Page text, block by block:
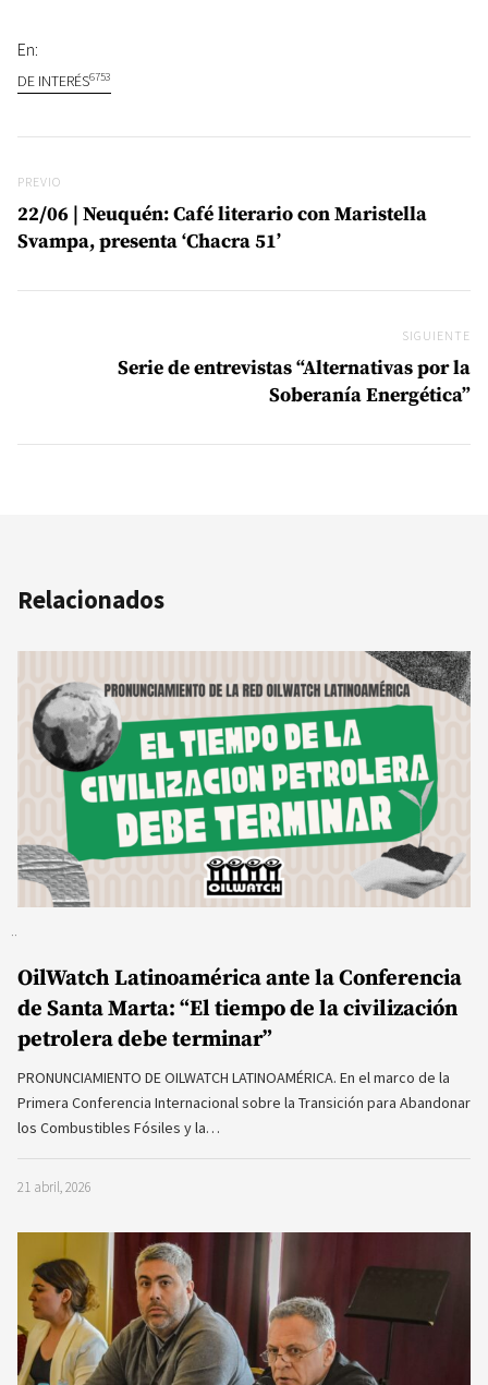
En:
DE INTERÉS6753
Previo
PREVIO
22/06 | Neuquén: Café literario con Maristella
Svampa, presenta ‘Chacra 51’
SIGUIENTE
Serie de entrevistas “Alternativas por la
Soberanía Energética”
Relacionados
OilWatch Latinoamérica ante la Conferencia
de Santa Marta: “El tiempo de la civilización
petrolera debe terminar”
PRONUNCIAMIENTO DE OILWATCH LATINOAMÉRICA. En el marco de la
Primera Conferencia Internacional sobre la Transición para Abandonar
los Combustibles Fósiles y la…
21 abril, 2026